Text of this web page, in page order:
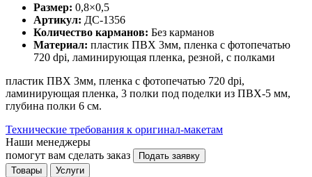
Размер: 0,8×0,5
Артикул: ДС-1356
Количество карманов: Без карманов
Материал: пластик ПВХ 3мм, пленка с фотопечатью
720 dpi, ламинирующая пленка, резной, с полками
пластик ПВХ 3мм, пленка с фотопечатью 720 dpi,
ламинирующая пленка, 3 полки под поделки из ПВХ-5 мм,
глубина полки 6 см.
Технические требования к оригинал-макетам
Наши менеджеры
помогут вам сделать заказ
Подать заявку
Товары
Услуги